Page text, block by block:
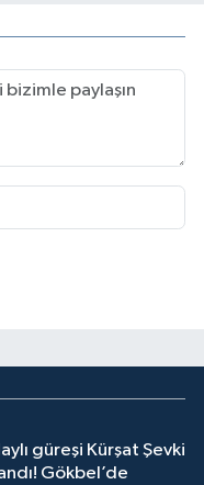
güreşi Kürşat Şevki
Gökbel’de